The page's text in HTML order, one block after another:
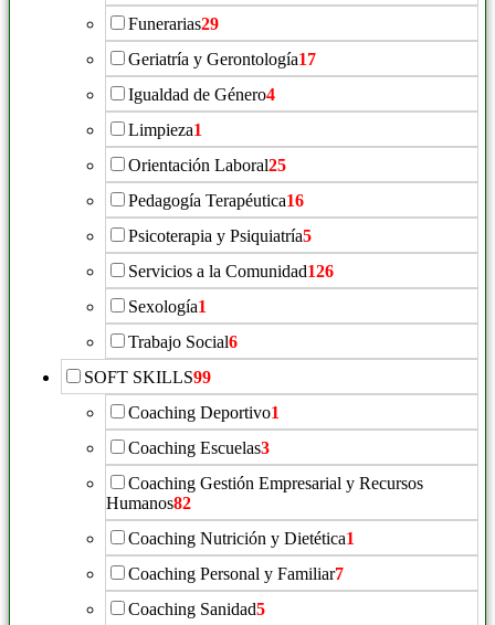
Funerarias29
Geriatría y Gerontología17
Igualdad de Género4
Limpieza1
Orientación Laboral25
Pedagogía Terapéutica16
Psicoterapia y Psiquiatría5
Servicios a la Comunidad126
Sexología1
Trabajo Social6
SOFT SKILLS99
Coaching Deportivo1
Coaching Escuelas3
Coaching Gestión Empresarial y Recursos
Humanos82
Coaching Nutrición y Dietética1
Coaching Personal y Familiar7
Coaching Sanidad5